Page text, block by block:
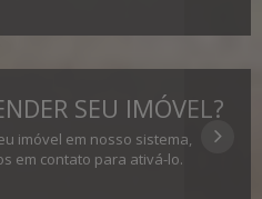
SEU IMÓVEL?
imóvel em nosso sistema,
em contato para ativá-lo.